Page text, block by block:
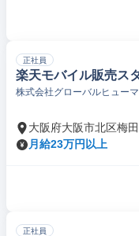
正社員
楽天モバイル販売ス
株式会社グローバルヒュー
大阪府大阪市北区梅田
月給23万円以上
正社員